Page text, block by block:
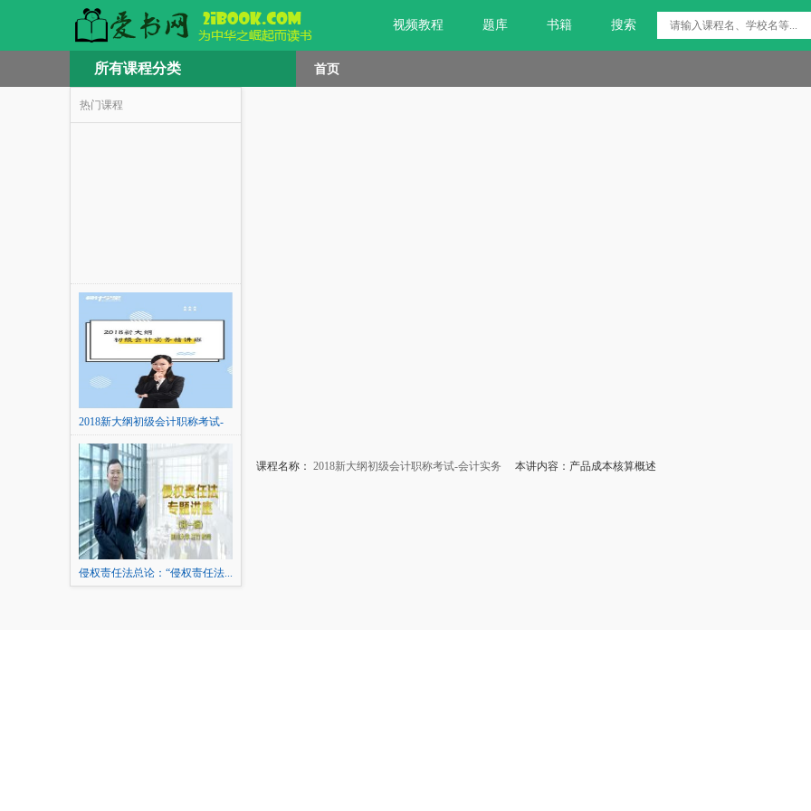
视频教程 题库 书籍 搜索
所有课程分类 首页
热门课程
2018新大纲初级会计职称考试-
侵权责任法总论：“侵权责任法...
课程名称： 2018新大纲初级会计职称考试-会计实务 本讲内容：产品成本核算概述